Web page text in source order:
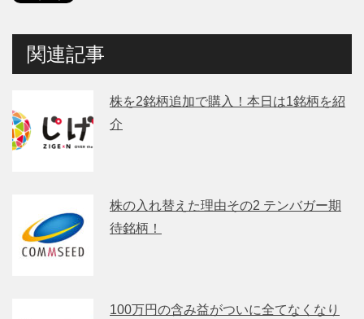
関連記事
株を2銘柄追加で購入！本日は1銘柄を紹
介
株の入れ替えた理由その2 テンバガー期
待銘柄！
100万円の含み益がついに全てなくなり